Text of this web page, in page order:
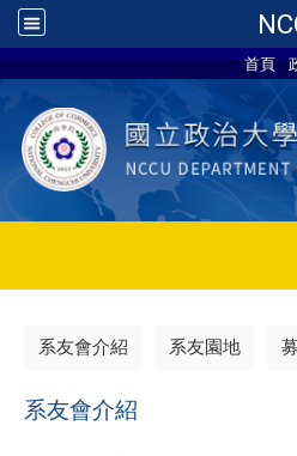
首頁
系友會介紹 系友園地
系友會介紹